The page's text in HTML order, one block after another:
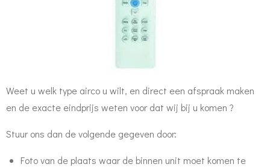
Weet u welk type airco u wilt, en direct een afspraak maken
en de exacte eindprijs weten voor dat wij bij u komen ?
Stuur ons dan de volgende gegeven door:
Foto van de plaats waar de binnen unit moet komen te